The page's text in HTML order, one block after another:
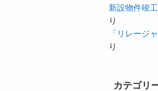
新設物件竣
り
「リレージ
り
カテゴリ